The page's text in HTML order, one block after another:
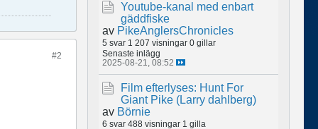
#2
Youtube-kanal med enbart
gäddfiske
av PikeAnglersChronicles
5 svar 1 207 visningar 0 gillar
Senaste inlägg
2025-08-21, 08:52
Film efterlyses: Hunt For
Giant Pike (Larry dahlberg)
av Börnie
6 svar 488 visningar 1 gilla